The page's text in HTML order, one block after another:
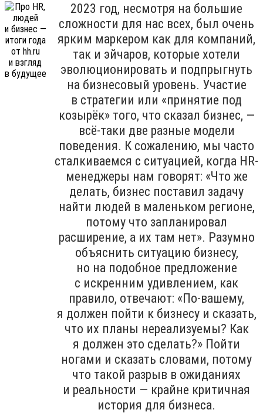
2023 год, несмотря на большие
сложности для нас всех, был очень
ярким маркером как для компаний,
так и эйчаров, которые хотели
эволюционировать и подпрыгнуть
на бизнесовый уровень. Участие
в стратегии или «принятие под
козырёк» того, что сказал бизнес, —
всё-таки две разные модели
поведения. К сожалению, мы часто
сталкиваемся с ситуацией, когда HR-
менеджеры нам говорят: «Что же
делать, бизнес поставил задачу
найти людей в маленьком регионе,
потому что запланировал
расширение, а их там нет». Разумно
объяснить ситуацию бизнесу,
но на подобное предложение
с искренним удивлением, как
правило, отвечают: «По-вашему,
я должен пойти к бизнесу и сказать,
что их планы нереализуемы? Как
я должен это сделать?» Пойти
ногами и сказать словами, потому
что такой разрыв в ожиданиях
и реальности — крайне критичная
история для бизнеса.